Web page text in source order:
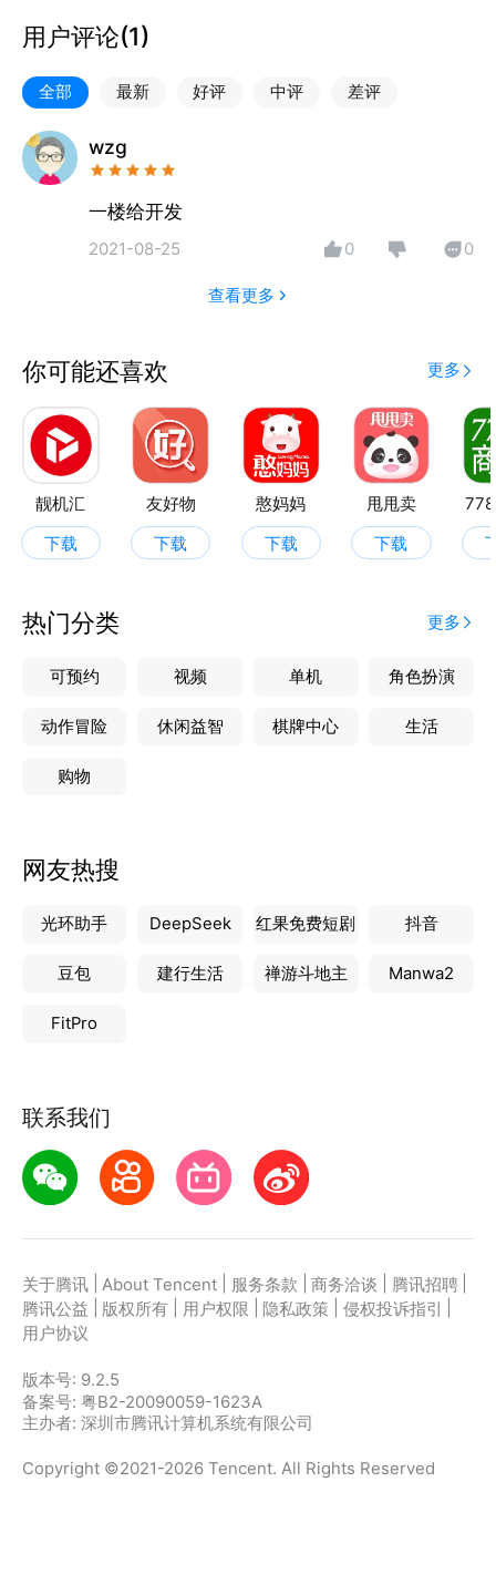
上与线下，为用户带来更好的体验和优质的服务，让顾
客省心、安心、放心!“
用户评论(1)
全部 最新 好评 中评 差评
wzg
一楼给开发
2021-08-25 0 0
查看更多
你可能还喜欢 更多
靓机汇
下载
友好物
下载
憨妈妈
下载
甩甩卖
下载
热门分类 更多
可预约 视频 单机 角色扮演
动作冒险 休闲益智 棋牌中心 生活
购物
网友热搜
光环助手 DeepSeek 红果免费短剧 抖音
豆包 建行生活 禅游斗地主 Manwa2
FitPro
联系我们
关于腾讯 About Tencent 服务条款 商务洽谈 腾讯招聘
腾讯公益
版权所有 用户权限 隐私政策 侵权投诉指引
用户协议
版本号: 9.2.5
备案号: 粤B2-20090059-1623A
主办者: 深圳市腾讯计算机系统有限公司
Copyright ©2021-2026 Tencent. All Rights Reserved